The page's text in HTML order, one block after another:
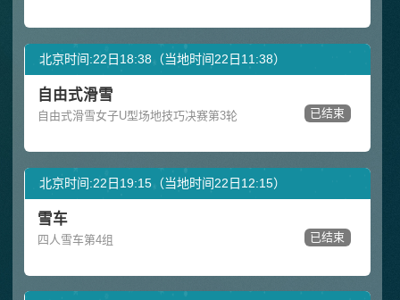
北京时间:22日18:38（当地时间22日11:38）
自由式滑雪
自由式滑雪女子U型场地技巧决赛第3轮 已结束
北京时间:22日19:15（当地时间22日12:15）
雪车
四人雪车第4组 已结束